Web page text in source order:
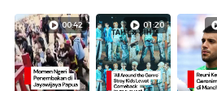
00:42 01:20